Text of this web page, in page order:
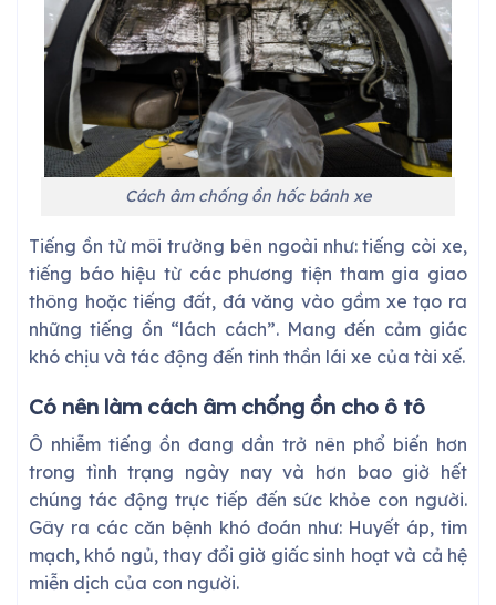
Cách âm chống ồn hốc bánh xe
Tiếng ồn từ môi trường bên ngoài như: tiếng còi xe,
tiếng báo hiệu từ các phương tiện tham gia giao
thông hoặc tiếng đất, đá văng vào gầm xe tạo ra
những tiếng ồn “lách cách”. Mang đến cảm giác
khó chịu và tác động đến tinh thần lái xe của tài xế.
Có nên làm cách âm chống ồn cho ô tô
Ô nhiễm tiếng ồn đang dần trở nên phổ biến hơn
trong tình trạng ngày nay và hơn bao giờ hết
chúng tác động trực tiếp đến sức khỏe con người.
Gây ra các căn bệnh khó đoán như: Huyết áp, tim
mạch, khó ngủ, thay đổi giờ giấc sinh hoạt và cả hệ
miễn dịch của con người.